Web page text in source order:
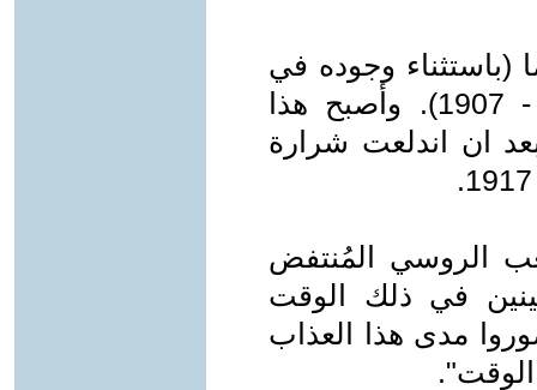
في المهجر قرابة 15 عاما (باستثناء وجوده في
بطرسبورغ ابان ثورة اعوام 1905 - 1907). وأصبح هذا
ان اندلعت شرارة
الروسي المُنتفض
في ذلك الوقت
مدى هذا العذاب
الوقت".